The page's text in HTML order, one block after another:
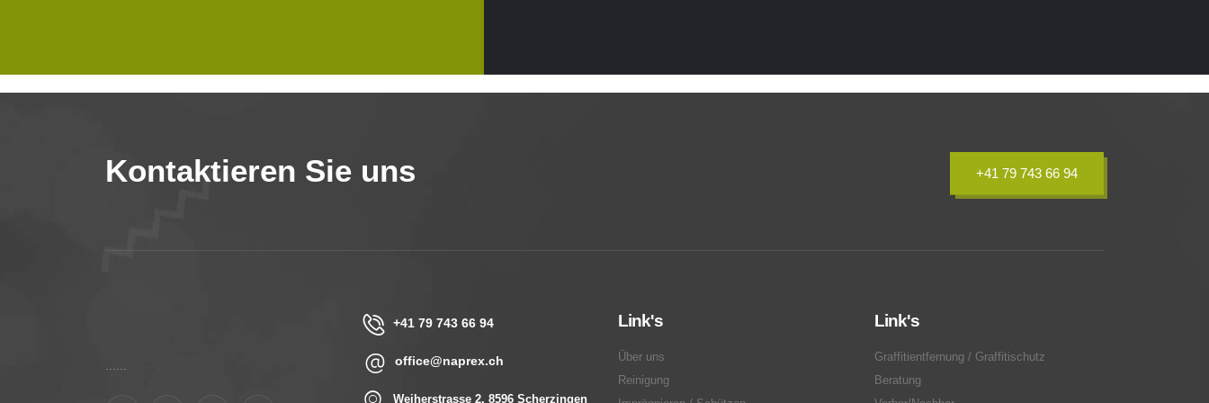
Kontaktieren Sie uns +41 79 743 66 94
+41 79 743 66 94
office@naprex.ch
Weiherstrasse 2, 8596 Scherzingen
Link's
Über uns
Reinigung
Link's
Graffitientfernung / Graffitischutz
Beratung